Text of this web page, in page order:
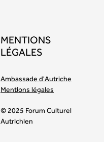
MENTIONS
LÉGALES
Ambassade d'Autriche
Mentions légales
© 2025 Forum Culturel
Autrichien